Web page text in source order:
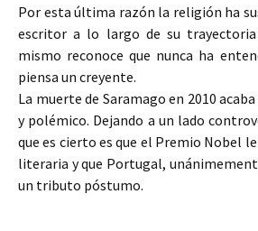
Por esta última razón la religión ha
escritor a lo largo de su
mismo reconoce que nunca ha
piensa un creyente.
La muerte de Saramago en 2010
y polémico. Dejando a un lado
que es cierto es que el Premio Nobel
literaria y que Portugal,
un tributo póstumo.